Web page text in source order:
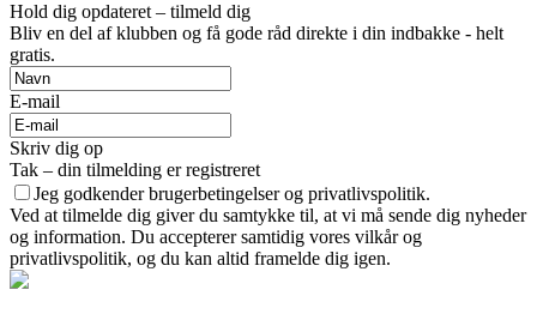
Hold dig opdateret – tilmeld dig
Bliv en del af klubben og få gode råd direkte i din indbakke - helt
gratis.
E-mail
Skriv dig op
Tak – din tilmelding er registreret
Jeg godkender brugerbetingelser og privatlivspolitik.
Ved at tilmelde dig giver du samtykke til, at vi må sende dig nyheder
og information. Du accepterer samtidig vores vilkår og
privatlivspolitik, og du kan altid framelde dig igen.